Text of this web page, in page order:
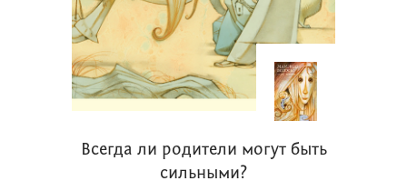
Всегда ли родители могут быть
сильными?